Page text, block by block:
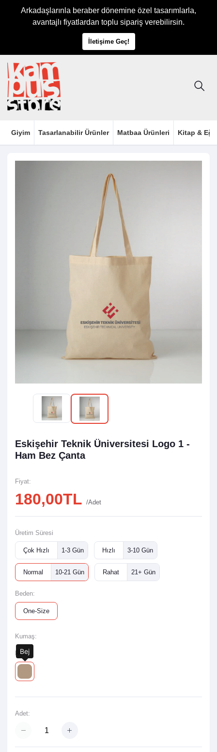
Arkadaşlarınla beraber dönemine özel tasarımlarla,
avantajlı fiyatlardan toplu sipariş verebilirsin.
İletişime Geç!
Giyim Tasarlanabilir Ürünler Matbaa Ürünleri Kitap &
Eskişehir Teknik Üniversitesi Logo 1 -
Ham Bez Çanta
Fiyat:
180,00TL /Adet
Üretim Süresi
Çok Hızlı 1-3 Gün Hızlı 3-10 Gün
Normal 10-21 Gün Rahat 21+ Gün
Beden:
One-Size
Kumaş:
Renk:
Adet:
Bej